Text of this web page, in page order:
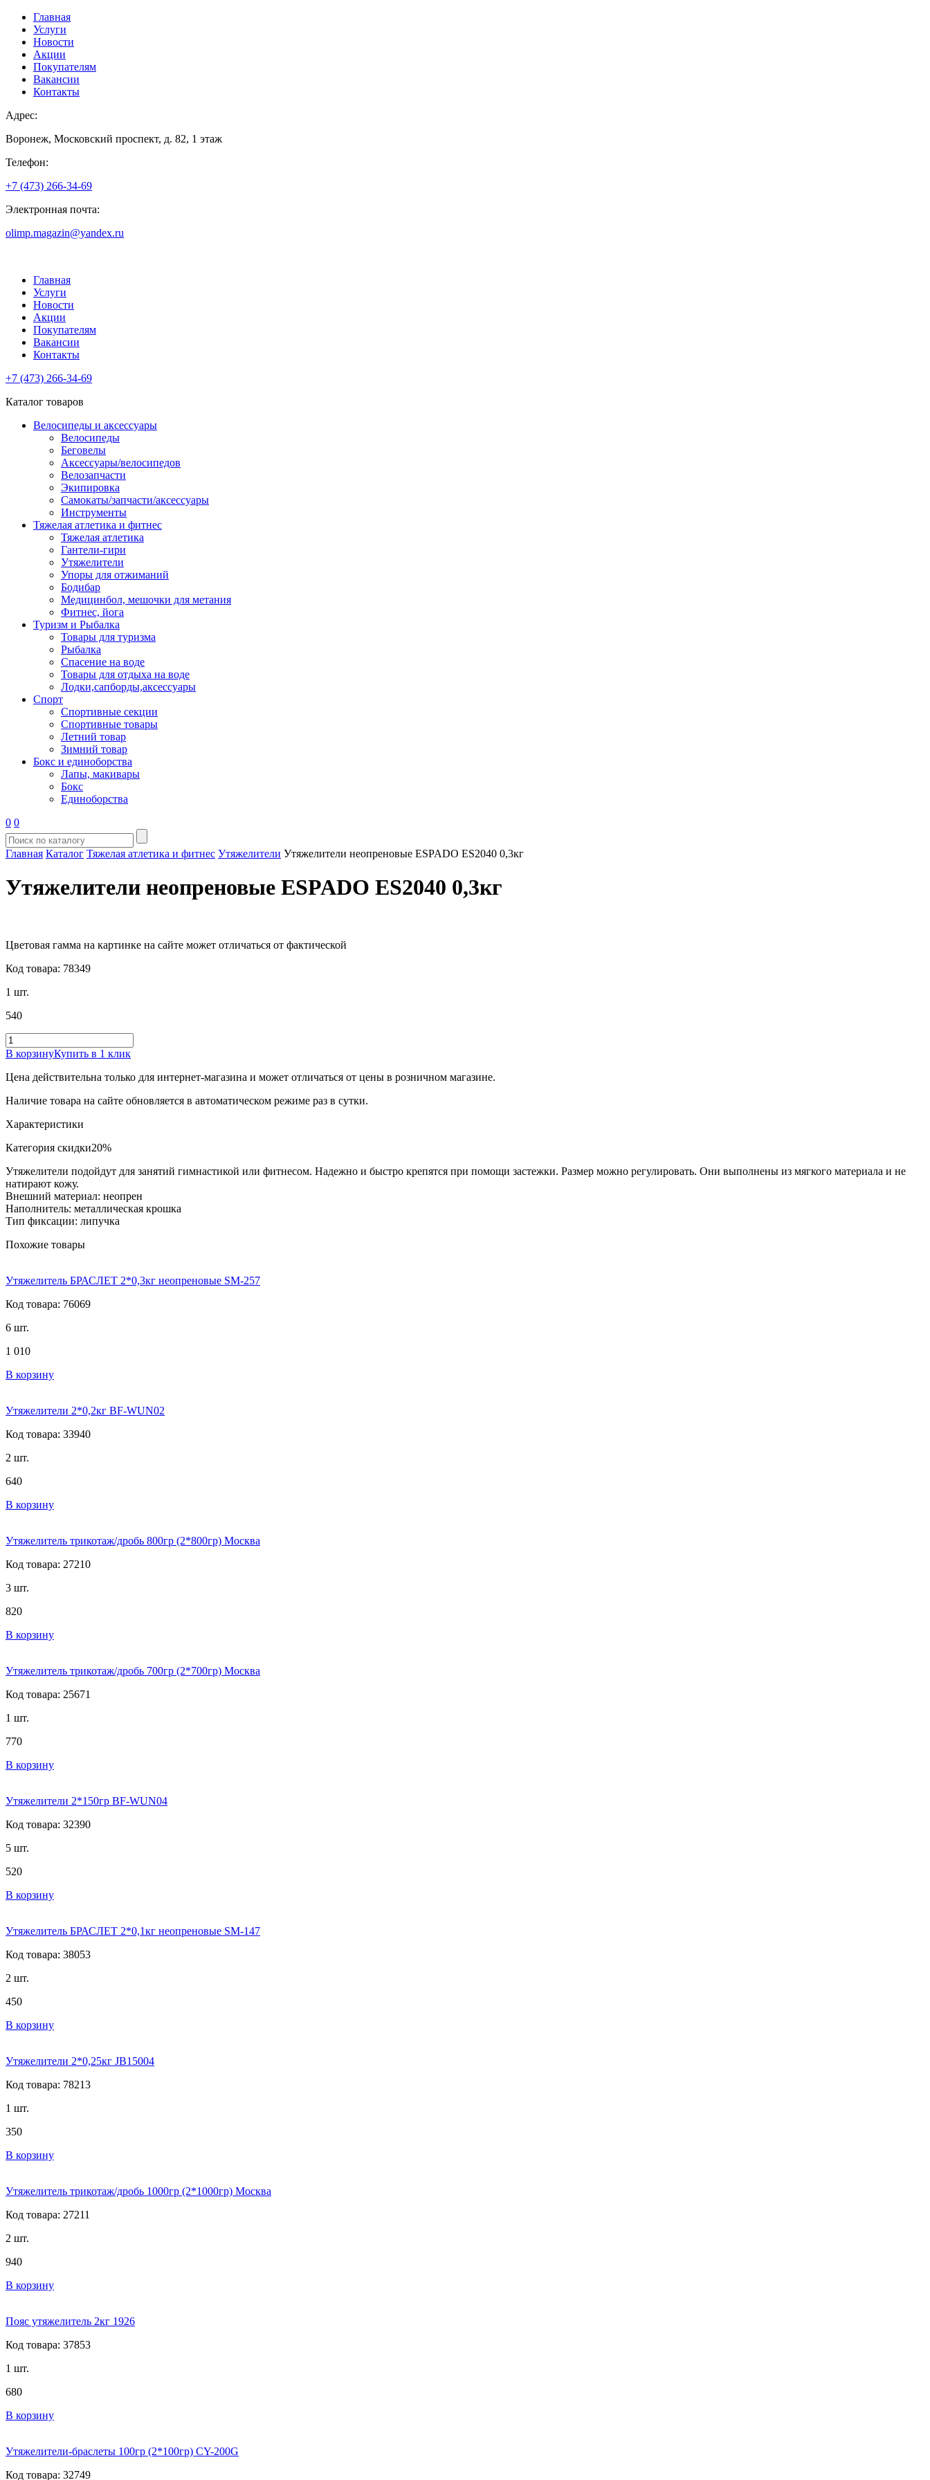
Главная
Услуги
Новости
Акции
Покупателям
Вакансии
Контакты
Адрес:
Воронеж, Московский проспект, д. 82, 1 этаж
Телефон:
+7 (473) 266-34-69
Электронная почта:
olimp.magazin@yandex.ru
Главная
Услуги
Новости
Акции
Покупателям
Вакансии
Контакты
+7 (473) 266-34-69
Каталог товаров
Велосипеды и аксессуары
Велосипеды
Беговелы
Аксессуары/велосипедов
Велозапчасти
Экипировка
Самокаты/запчасти/аксессуары
Инструменты
Тяжелая атлетика и фитнес
Тяжелая атлетика
Гантели-гири
Утяжелители
Упоры для отжиманий
Бодибар
Медицинбол, мешочки для метания
Фитнес, йога
Туризм и Рыбалка
Товары для туризма
Рыбалка
Спасение на воде
Товары для отдыха на воде
Лодки,сапборды,аксессуары
Спорт
Спортивные секции
Спортивные товары
Летний товар
Зимний товар
Бокс и единоборства
Лапы, макивары
Бокс
Единоборства
0 0
Главная Каталог Тяжелая атлетика и фитнес Утяжелители Утяжелители неопреновые ESPADO ES2040 0,3кг
Утяжелители неопреновые ESPADO ES2040 0,3кг
Цветовая гамма на картинке на сайте может отличаться от фактической
Код товара: 78349
1 шт.
540
В корзинуКупить в 1 клик
Цена действительна только для интернет-магазина и может отличаться от цены в розничном магазине.
Наличие товара на сайте обновляется в автоматическом режиме раз в сутки.
Характеристики
Категория скидки20%
Утяжелители подойдут для занятий гимнастикой или фитнесом. Надежно и быстро крепятся при помощи застежки. Размер можно регулировать. Они выполнены из мягкого материала и не
натирают кожу.
Внешний материал: неопрен
Наполнитель: металлическая крошка
Тип фиксации: липучка
Похожие товары
Утяжелитель БРАСЛЕТ 2*0,3кг неопреновые SM-257
Код товара: 76069
6 шт.
1 010
В корзину
Утяжелители 2*0,2кг BF-WUN02
Код товара: 33940
2 шт.
640
В корзину
Утяжелитель трикотаж/дробь 800гр (2*800гр) Москва
Код товара: 27210
3 шт.
820
В корзину
Утяжелитель трикотаж/дробь 700гр (2*700гр) Москва
Код товара: 25671
1 шт.
770
В корзину
Утяжелители 2*150гр BF-WUN04
Код товара: 32390
5 шт.
520
В корзину
Утяжелитель БРАСЛЕТ 2*0,1кг неопреновые SM-147
Код товара: 38053
2 шт.
450
В корзину
Утяжелители 2*0,25кг JB15004
Код товара: 78213
1 шт.
350
В корзину
Утяжелитель трикотаж/дробь 1000гр (2*1000гр) Москва
Код товара: 27211
2 шт.
940
В корзину
Пояс утяжелитель 2кг 1926
Код товара: 37853
1 шт.
680
В корзину
Утяжелители-браслеты 100гр (2*100гр) CY-200G
Код товара: 32749